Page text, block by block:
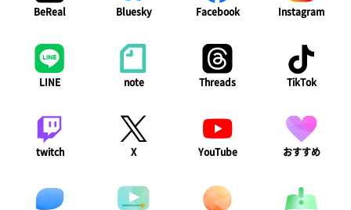
BeReal Bluesky Facebook Instagram
LINE note Threads TikTok
twitch X YouTube おすすめ